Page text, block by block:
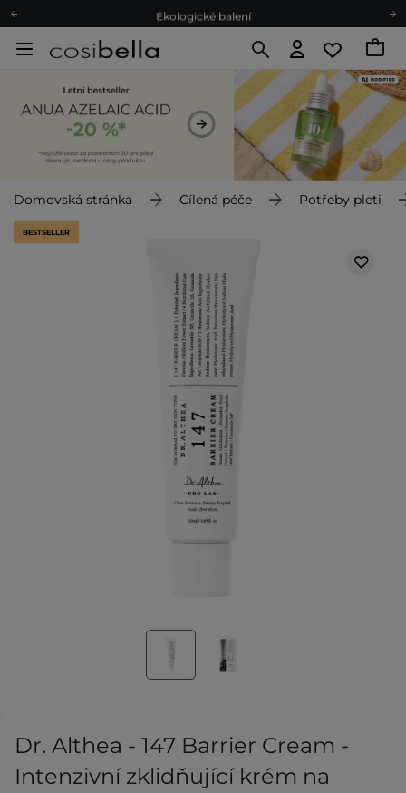
Ekologické balení
Doporučovací Program
Darkové karty
Ekologické balení
Domovská stránka Cílená péče Potřeby pleti
BESTSELLER
Dr. Althea - 147 Barrier Cream -
Intenzivní zklidňující krém na